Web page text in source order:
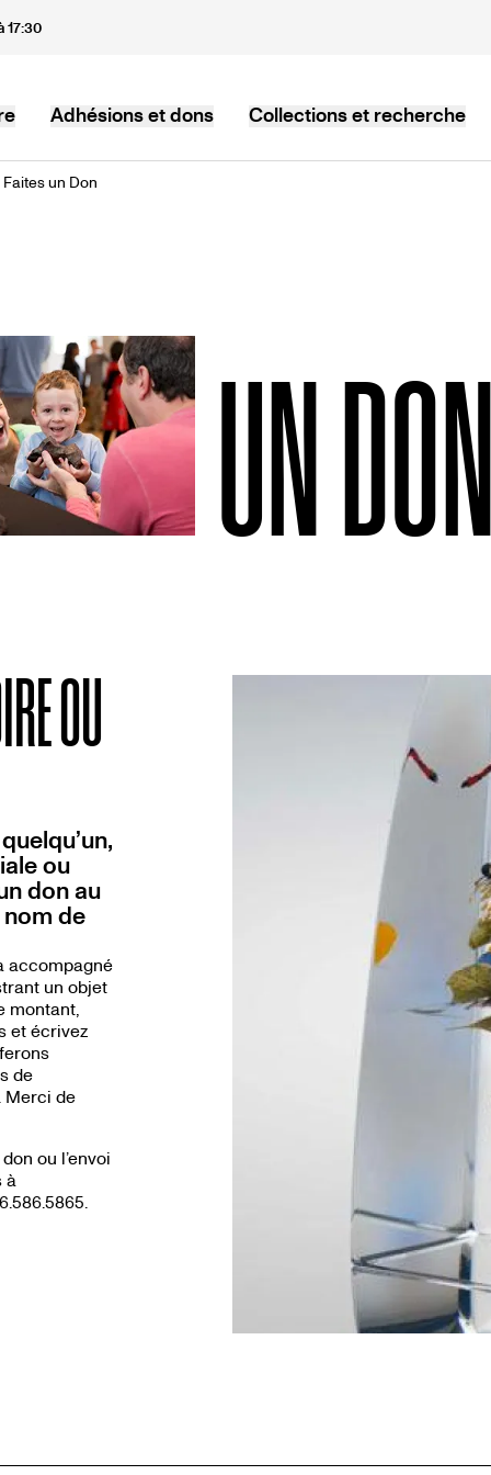
17:30
Adhésions et dons Collections et recherche
Faites un Don
UN
OU
ou
don au
nom de
accompagné
un objet
montant,
et écrivez
de
Merci de
ou l’envoi
à